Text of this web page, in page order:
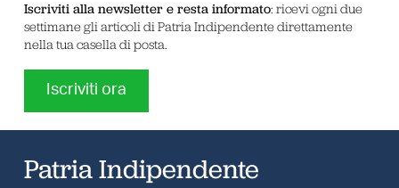
Iscriviti alla newsletter e resta informato: ricevi ogni due
settimane gli articoli di Patria Indipendente direttamente
nella tua casella di posta.
Iscriviti ora
Patria Indipendente